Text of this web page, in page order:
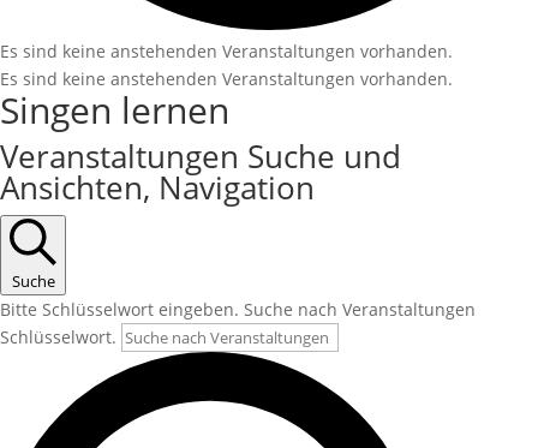
Es sind keine anstehenden Veranstaltungen vorhanden.
Es sind keine anstehenden Veranstaltungen vorhanden.
Singen lernen
Veranstaltungen Suche und
Ansichten, Navigation
Suche
Bitte Schlüsselwort eingeben. Suche nach Veranstaltungen
Schlüsselwort.